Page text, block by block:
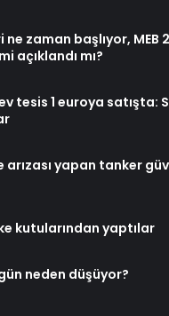
zaman başlıyor, MEB
açıklandı mı?
tesis 1 euroya satışta:
arızası yapan tanker
kutularından yaptılar
neden düşüyor?